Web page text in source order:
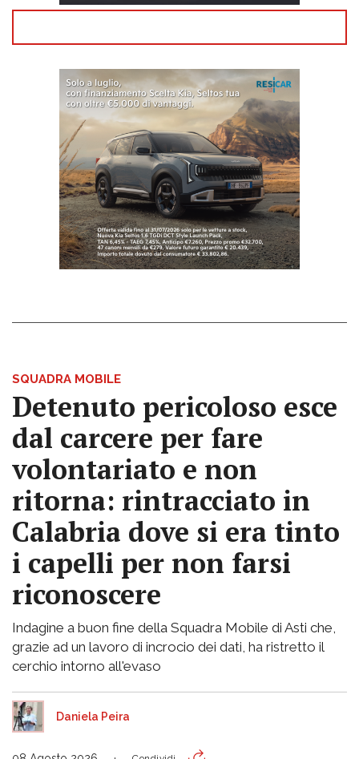
SQUADRA MOBILE
Detenuto pericoloso esce
dal carcere per fare
volontariato e non
ritorna: rintracciato in
Calabria dove si era tinto
i capelli per non farsi
riconoscere
Indagine a buon fine della Squadra Mobile di Asti che,
grazie ad un lavoro di incrocio dei dati, ha ristretto il
cerchio intorno all'evaso
Daniela Peira